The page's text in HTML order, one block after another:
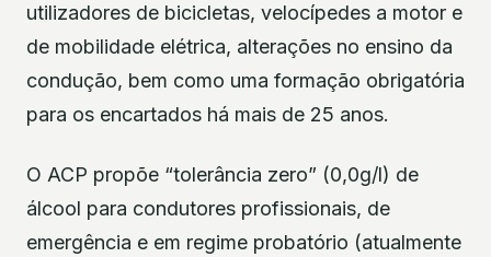
utilizadores de bicicletas, velocípedes a motor e
de mobilidade elétrica, alterações no ensino da
condução, bem como uma formação obrigatória
para os encartados há mais de 25 anos.
O ACP propõe “tolerância zero” (0,0g/l) de
álcool para condutores profissionais, de
emergência e em regime probatório (atualmente